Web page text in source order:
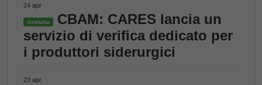
24 apr
Gratuita
CBAM: CARES lancia un
servizio di verifica dedicato per
i produttori siderurgici
23 apr